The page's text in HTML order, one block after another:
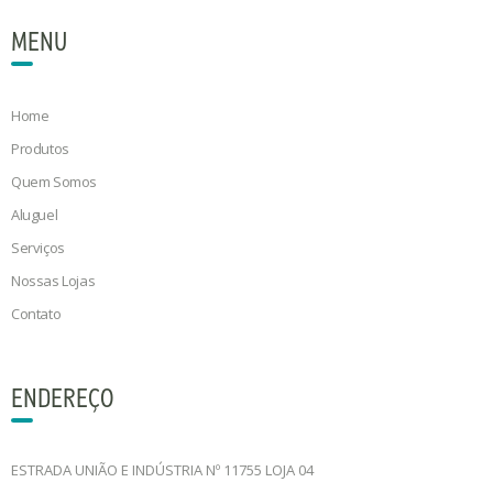
MENU
Home
Produtos
Quem Somos
Aluguel
Serviços
Nossas Lojas
Contato
ENDEREÇO
ESTRADA UNIÃO E INDÚSTRIA Nº 11755 LOJA 04